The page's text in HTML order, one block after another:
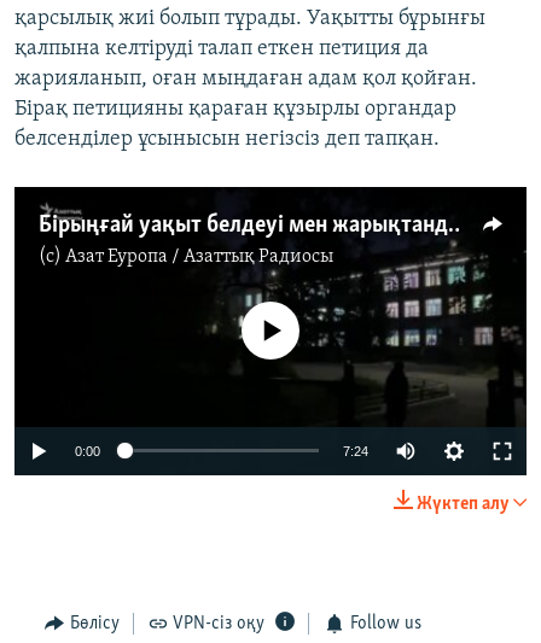
қарсылық жиі болып тұрады. Уақытты бұрынғы
қалпына келтіруді талап еткен петиция да
жарияланып, оған мыңдаған адам қол қойған.
Бірақ петицияны қараған құзырлы органдар
белсенділер ұсынысын негізсіз деп тапқан.
Бірыңғай уақыт белдеуі мен жарықтандыру мәселесі “адам өміріне қауіп төндіре бастады”
(c) Азат Еуропа / Азаттық Радиосы
720p 1080p
No media source currently available
0:00 7:24
Жүктеп алу
Бөлісу VPN-сіз оқу Follow us